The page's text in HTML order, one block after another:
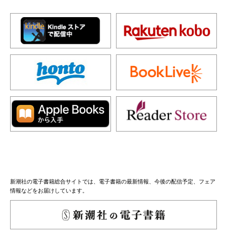
新潮社の電子書籍総合サイトでは、電子書籍の最新情報、今後の配信予定、フェア
情報などをお届けしています。